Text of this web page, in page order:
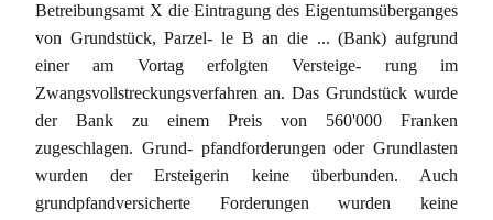
Betreibungsamt X die Eintragung des Eigentumsüberganges
von Grundstück, Parzel- le B an die ... (Bank) aufgrund
einer am Vortag erfolgten Versteige- rung im
Zwangsvollstreckungsverfahren an. Das Grundstück wurde
der Bank zu einem Preis von 560'000 Franken
zugeschlagen. Grund- pfandforderungen oder Grundlasten
wurden der Ersteigerin keine überbunden. Auch
grundpfandversicherte Forderungen wurden keine